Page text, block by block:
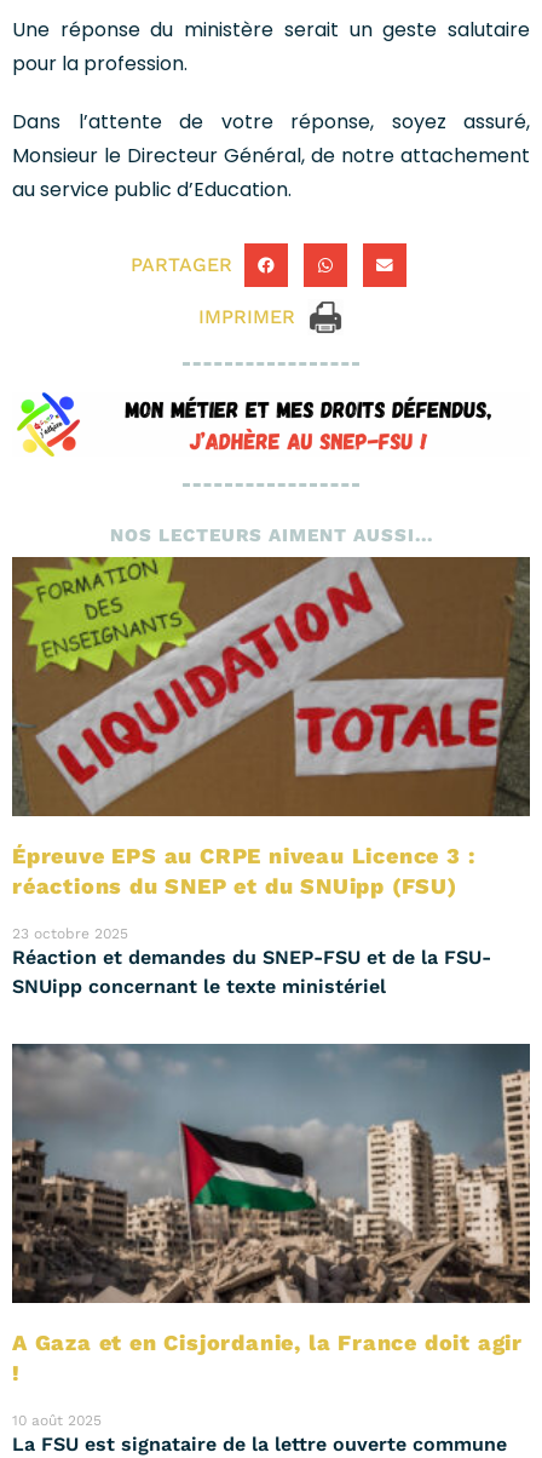
Une réponse du ministère serait un geste salutaire
pour la profession.
Dans l’attente de votre réponse, soyez assuré,
Monsieur le Directeur Général, de notre attachement
au service public d’Education.
PARTAGER
IMPRIMER
NOS LECTEURS AIMENT AUSSI...
Épreuve EPS au CRPE niveau Licence 3 :
réactions du SNEP et du SNUipp (FSU)
23 octobre 2025
Réaction et demandes du SNEP-FSU et de la FSU-
SNUipp concernant le texte ministériel
A Gaza et en Cisjordanie, la France doit agir
!
10 août 2025
La FSU est signataire de la lettre ouverte commune